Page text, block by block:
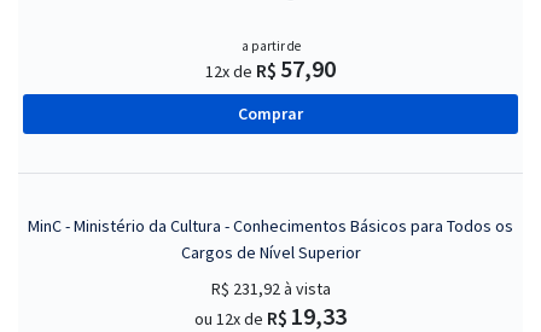
a partir de
12x de R$ 57,90
Comprar
MinC - Ministério da Cultura - Conhecimentos Básicos para Todos os
Cargos de Nível Superior
R$ 231,92à vista
ou 12x de R$ 19,33